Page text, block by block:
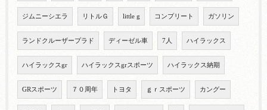
ジムニーシエラ リトルＧ little g コンプリート ガソリン
ランドクルーザープラド ディーゼル車 7人 ハイラックス
ハイラックスgr ハイラックスgrスポーツ ハイラックス納期
GRスポーツ ７０周年 トヨタ ｇｒスポーツ カングー